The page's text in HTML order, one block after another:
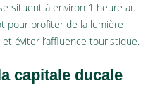
situent à environ 1 heure au
pour profiter de la lumière
éviter l’affluence touristique.
capitale ducale